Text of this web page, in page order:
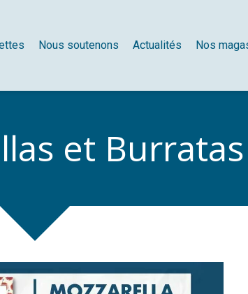
Nous soutenons Actualités Nos
et